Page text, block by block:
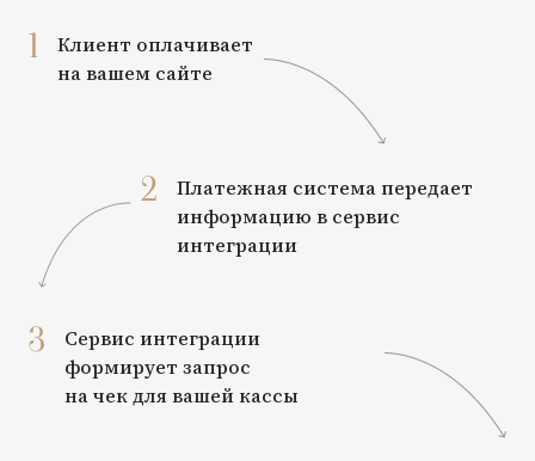
1
Клиент оплачивает
на вашем сайте
2
Платежная система передает
информацию в сервис
интеграции
3
Сервис интеграции
формирует запрос
на чек для вашей кассы